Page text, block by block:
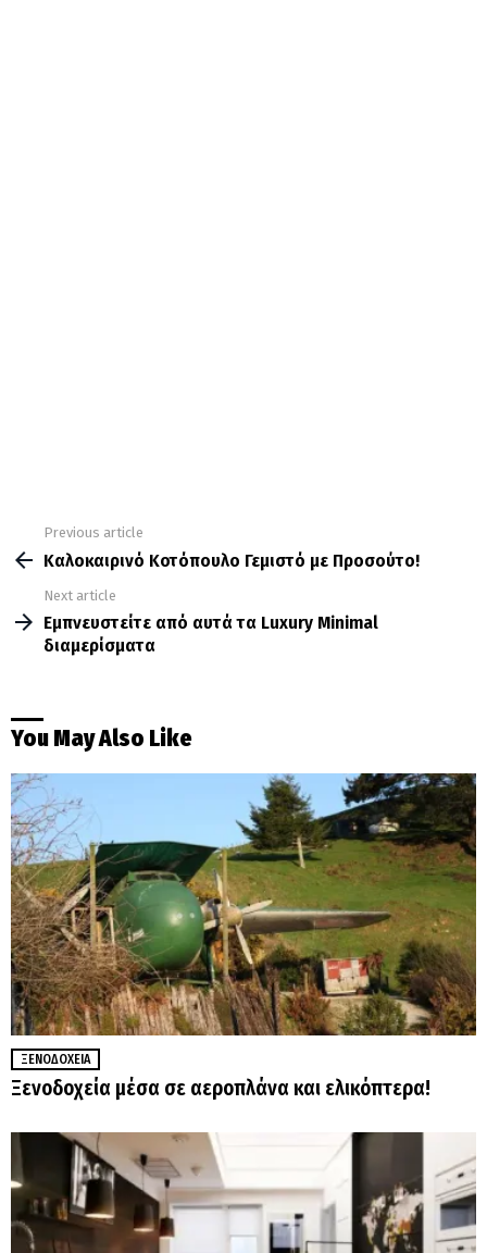
more
Previous article
Καλοκαιρινό Κοτόπουλο Γεμιστό με Προσούτο!
Next article
Εμπνευστείτε από αυτά τα Luxury Minimal
διαμερίσματα
You May Also Like
ΞΕΝΟΔΟΧΕΊΑ
Ξενοδοχεία μέσα σε αεροπλάνα και ελικόπτερα!